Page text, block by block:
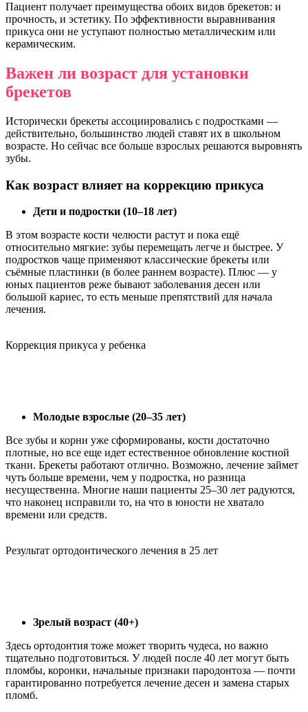
Пациент получает преимущества обоих видов брекетов: и
прочность, и эстетику. По эффективности выравнивания
прикуса они не уступают полностью металлическим или
керамическим.
Важен ли возраст для установки
брекетов
Исторически брекеты ассоциировались с подростками —
действительно, большинство людей ставят их в школьном
возрасте. Но сейчас все больше взрослых решаются выровнять
зубы.
Как возраст влияет на коррекцию прикуса
Дети и подростки (10–18 лет)
В этом возрасте кости челюсти растут и пока ещё
относительно мягкие: зубы перемещать легче и быстрее. У
подростков чаще применяют классические брекеты или
съёмные пластинки (в более раннем возрасте). Плюс — у
юных пациентов реже бывают заболевания десен или
большой кариес, то есть меньше препятствий для начала
лечения.
Коррекция прикуса у ребенка
Молодые взрослые (20–35 лет)
Все зубы и корни уже сформированы, кости достаточно
плотные, но все еще идет естественное обновление костной
ткани. Брекеты работают отлично. Возможно, лечение займет
чуть больше времени, чем у подростка, но разница
несущественна. Многие наши пациенты 25–30 лет радуются,
что наконец исправили то, на что в юности не хватало
времени или средств.
Результат ортодонтического лечения в 25 лет
Зрелый возраст (40+)
Здесь ортодонтия тоже может творить чудеса, но важно
тщательно подготовиться. У людей после 40 лет могут быть
пломбы, коронки, начальные признаки пародонтоза — почти
гарантированно потребуется лечение десен и замена старых
пломб.